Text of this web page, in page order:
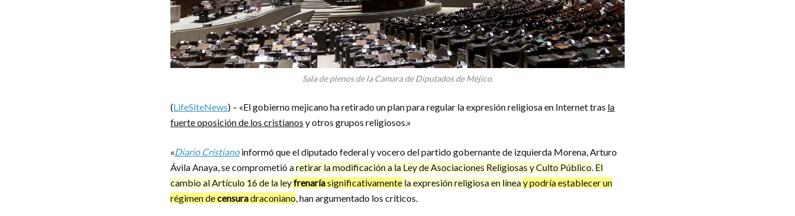
Sala de plenos de la Camara de Diputados de Méjico.
(LifeSiteNews) – «El gobierno mejicano ha retirado un plan para regular la expresión religiosa en Internet tras la
fuerte oposición de los cristianos y otros grupos religiosos.»
«Diario Cristianoinformó que el diputado federal y vocero del partido gobernante de izquierda Morena, Arturo
Ávila Anaya, se comprometió aretirar la modificación a la Ley de Asociaciones Religiosas y Culto Público. El
cambio al Artículo 16 de la leyfrenaríasignificativamente la expresión religiosa en líneay podría establecer un
régimen decensuradraconiano, han argumentado los críticos.